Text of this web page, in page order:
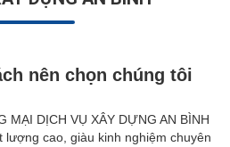
nên chọn chúng tôi
MẠI DỊCH VỤ XÂY DỰNG AN BÌNH
lượng cao, giàu kinh nghiệm chuyên